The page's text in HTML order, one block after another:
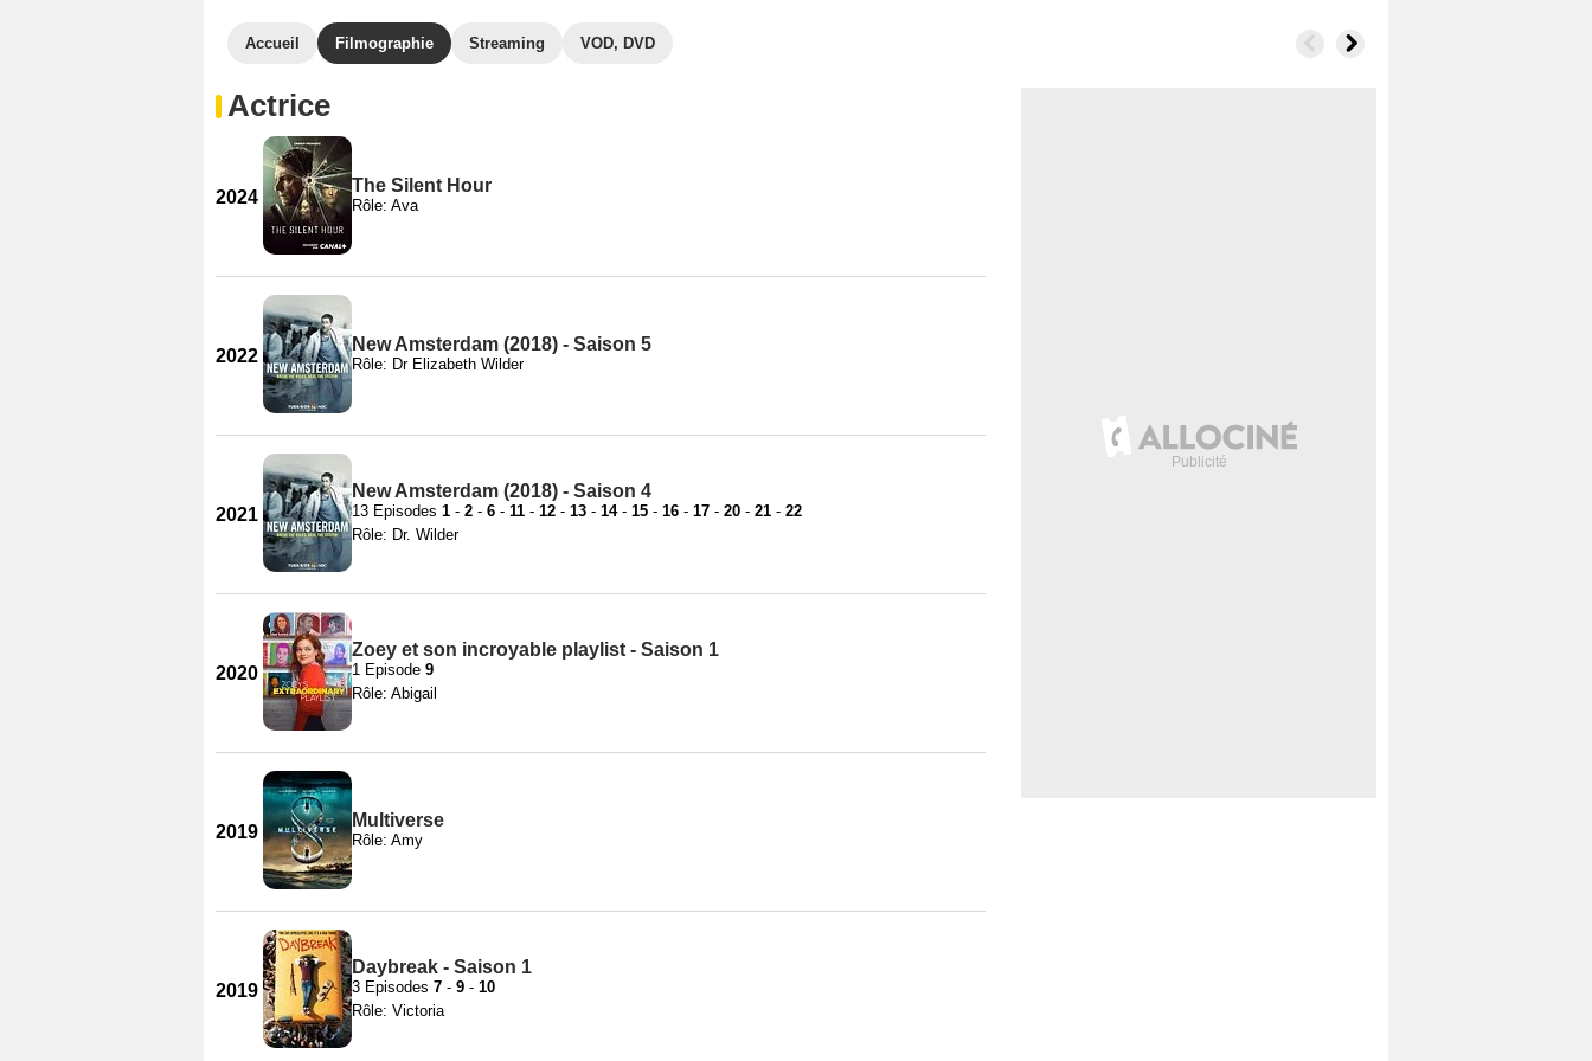
Accueil Filmographie Streaming VOD, DVD
Actrice
2024
The Silent Hour
Rôle: Ava
2022
New Amsterdam (2018) - Saison 5
Rôle: Dr Elizabeth Wilder
2021
New Amsterdam (2018) - Saison 4
13 Episodes 1 - 2 - 6 - 11 - 12 - 13 - 14- 15 - 16 - 17 - 20 - 21 - 22
Rôle: Dr. Wilder
2020
Zoey et son incroyable playlist - Saison 1
1 Episode 9
Rôle: Abigail
2019
Multiverse
Rôle: Amy
2019
Daybreak - Saison 1
3 Episodes 7 - 9 - 10
Rôle: Victoria